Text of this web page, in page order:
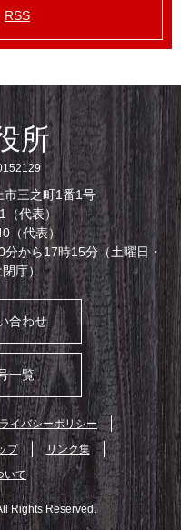
RSS
所
三之町1番1号
（代表）
（代表）
から17時15分（土曜日・
庁）
合わせ
一覧
イバシーポリシー
プ
リンク集
いて
Rights Reserved.